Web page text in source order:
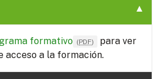
formativo (PDF)
para ver
acceso a la formación.